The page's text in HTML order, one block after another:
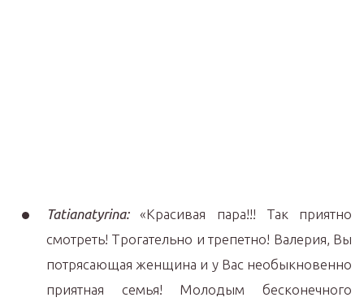
Tatianatyrina:«Красивая пара!!! Так приятно
смотреть! Трогательно и трепетно! Валерия, Вы
потрясающая женщина и у Вас необыкновенно
приятная семья! Молодым бесконечного